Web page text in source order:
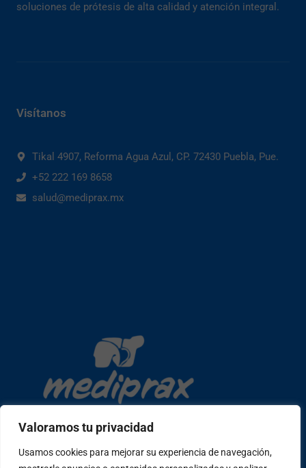
Valoramos tu privacidad
Usamos cookies para mejorar su experiencia de navegación,
soluciones de prótesis de alta calidad y atención integral.
Visítanos
Tikal 4907, Reforma Agua Azul, CP. 72430 Puebla, Pue.
+52 222 169 8658
salud@mediprax.mx